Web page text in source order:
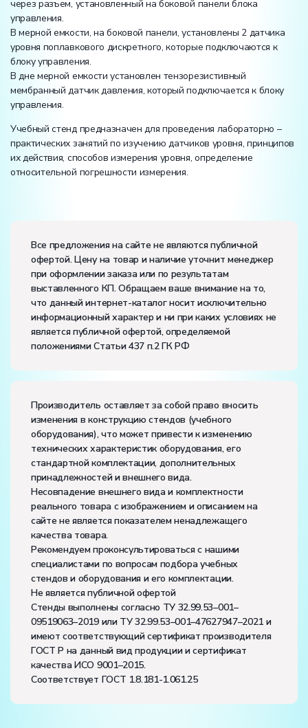
через разъем, установленный на боковой панели блока
управления.
В мерной емкости, на боковой панели, установлены 2 датчика
уровня поплавкового дискретного, которые подключаются к
блоку управления.
В дне мерной емкости установлен тензорезистивный
мембранный датчик давления, который подключается к блоку
управления.
Учебный стенд предназначен для проведения лабораторно –
практических занятий по изучению датчиков уровня, принципов
их действия, способов измерения уровня, определение
относительной погрешности измерения.
Размеры (Д x Ш x В):
Потребляемая мощность, В·А:2000
Электропитание:
напряжение, В:220
частота, Гц:50
Класс защиты от поражения электрическим током:
Диапазон рабочих температур, ˚С:+10…+35
Влажность, %:до 80
Все предложения на сайте не являются публичной
офертой. Цену на товар и наличие уточнит менеджер
при оформлении заказа или по результатам
выставленного КП. Обращаем ваше внимание на то,
что данный интернет-каталог носит исключительно
информационный характер и ни при каких условиях не
является публичной офертой, определяемой
положениями Статьи 437 п.2 ГК РФ
Производитель оставляет за собой право вносить
изменения в конструкцию стендов (учебного
оборудования), что может привести к изменению
технических характеристик оборудования, его
стандартной комплектации, дополнительных
принадлежностей и внешнего вида.
Несовпадение внешнего вида и комплектности
реального товара с изображением и описанием на
сайте не является показателем ненадлежащего
качества товара.
Рекомендуем проконсультироваться с нашими
специалистами по вопросам подбора учебных
стендов и оборудования и его комплектации.
Не является публичной офертой
Стенды выполнены согласно ТУ 32.99.53–001–
09519063–2019 или ТУ 32.99.53–001–47627947–2021 и
имеют соответствующий сертификат производителя
ГОСТ Р на данный вид продукции и сертификат
качества ИСО 9001–2015.
Соответствует ГОСТ 1.8.181-1.061.25